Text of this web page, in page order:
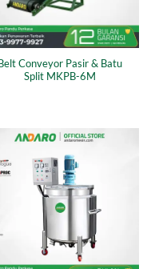
Conveyor Pasir & Batu
Split MKPB-6M